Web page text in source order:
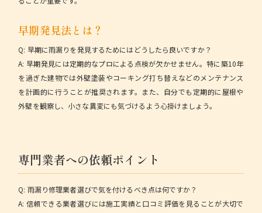
早期発見法とは？
Q: 早期に雨漏りを発見するためにはどうしたら良いですか？
A: 早期発見には定期的なプロによる点検が欠かせません。特に築10年
を過ぎた建物では外壁塗装やコーキング打ち替えなどのメンテナンス
を計画的に行うことが推奨されます。また、自分でも定期的に屋根や
外壁を観察し、小さな異変にも気づけるよう心掛けましょう。
専門業者への依頼ポイント
Q: 雨漏り修理業者選びで気を付けるべき点は何ですか？
A: 信頼できる業者選びには施工実績と口コミ評価を見ることが大切で